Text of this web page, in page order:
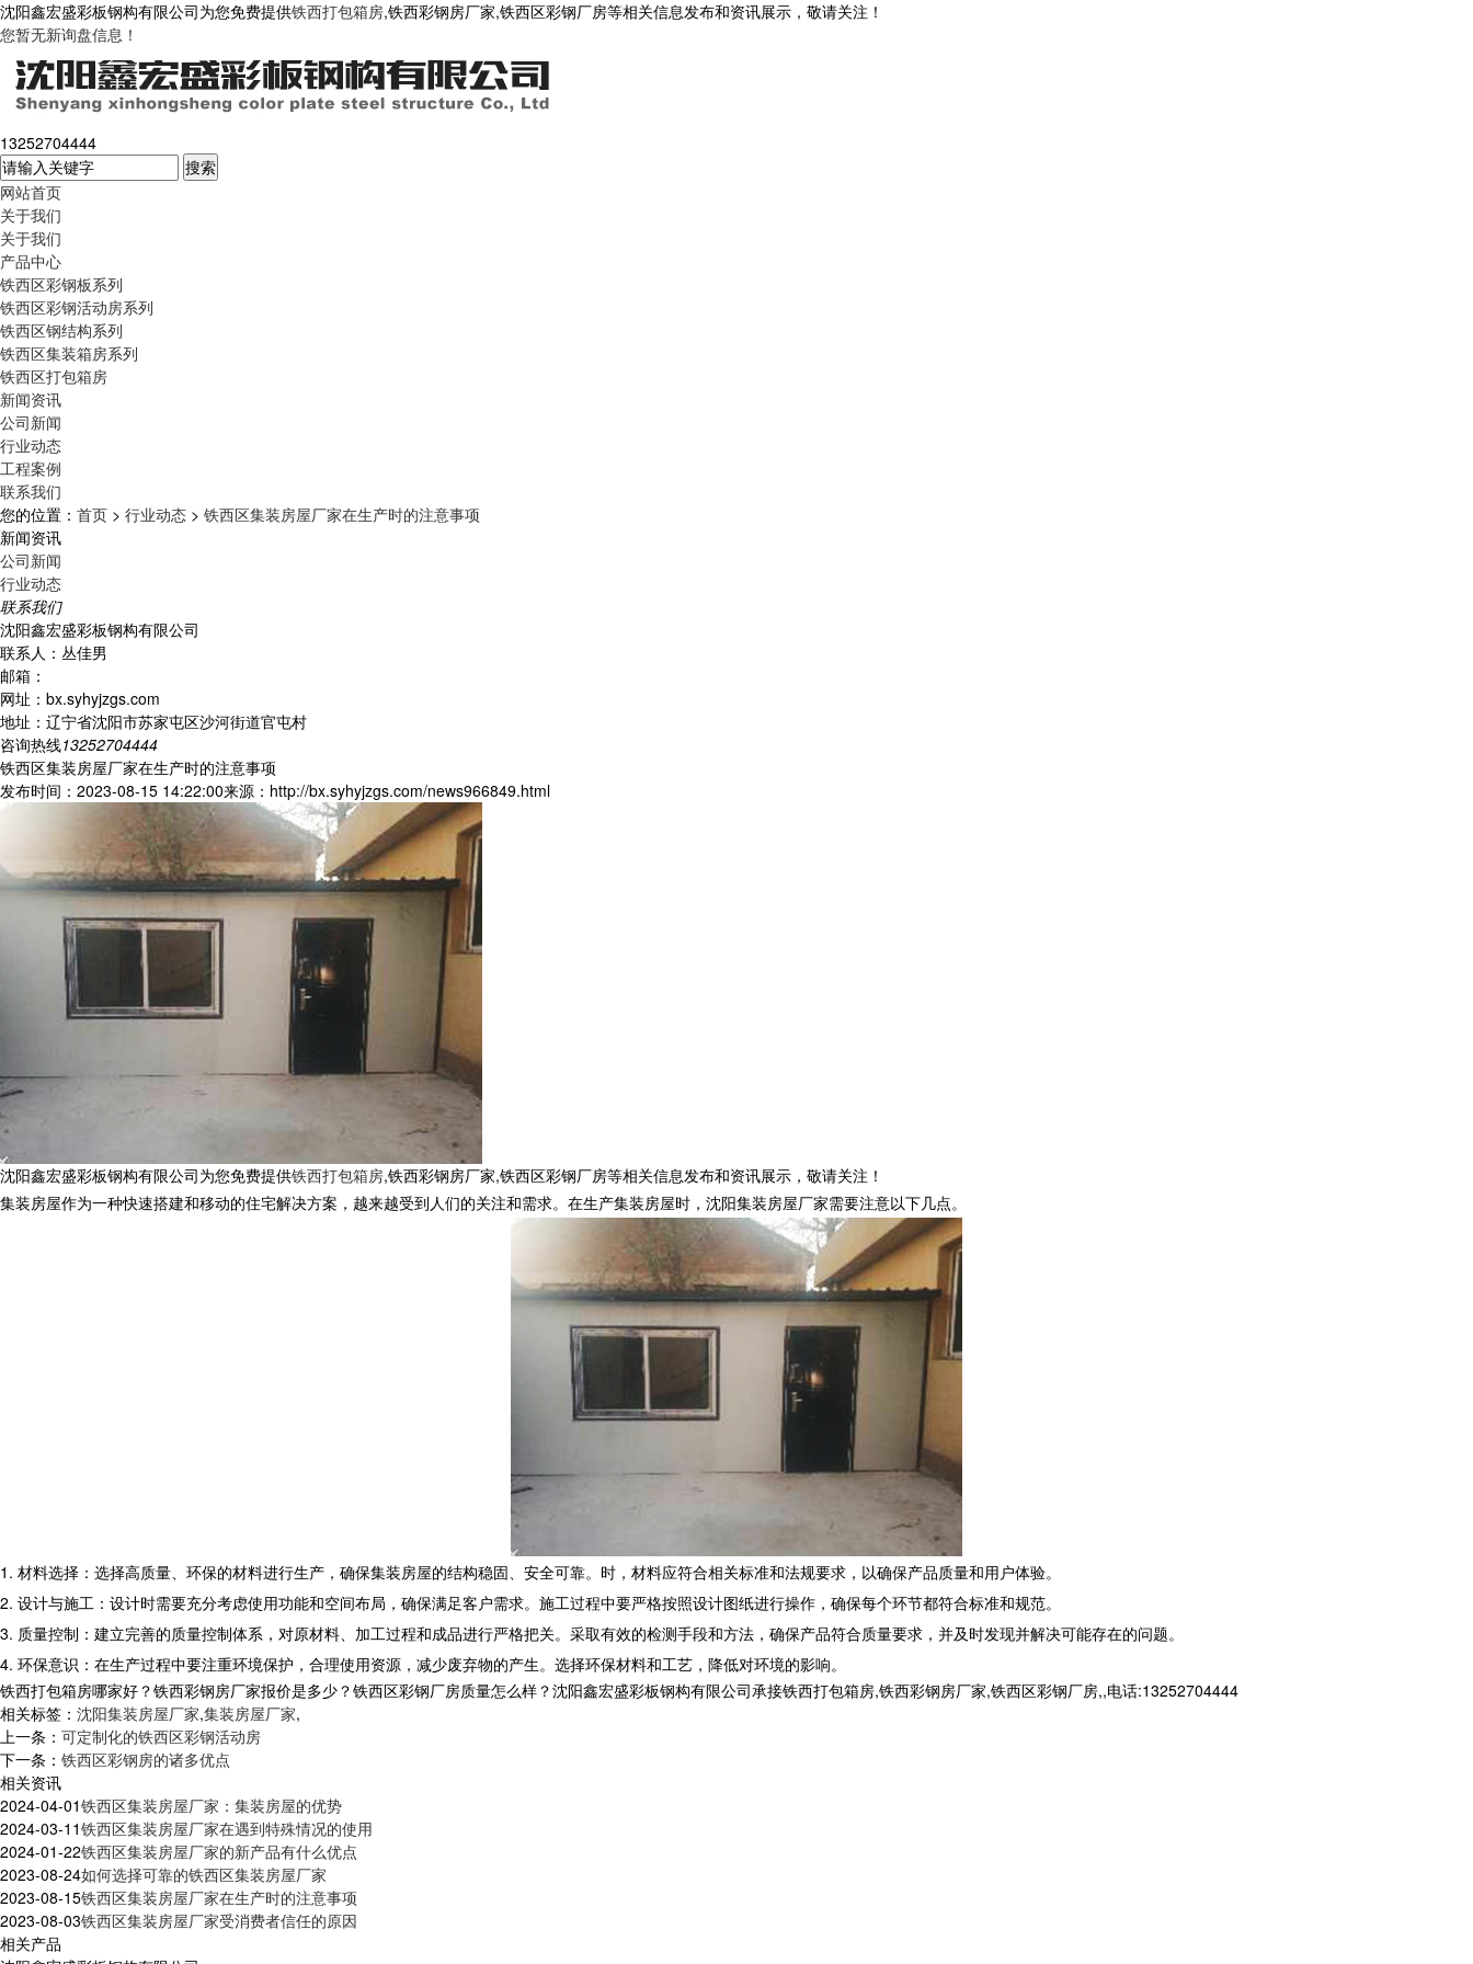
沈阳鑫宏盛彩板钢构有限公司为您免费提供铁西打包箱房,铁西彩钢房厂家,铁西区彩钢厂房等相关信息发布和资讯展示，敬请关注！
您暂无新询盘信息！
13252704444
网站首页
关于我们
关于我们
产品中心
铁西区彩钢板系列
铁西区彩钢活动房系列
铁西区钢结构系列
铁西区集装箱房系列
铁西区打包箱房
新闻资讯
公司新闻
行业动态
工程案例
联系我们
您的位置： 首页 > 行业动态 > 铁西区集装房屋厂家在生产时的注意事项
新闻资讯
公司新闻
行业动态
联系我们
沈阳鑫宏盛彩板钢构有限公司
联系人：丛佳男
邮箱：
网址：bx.syhyjzgs.com
地址：辽宁省沈阳市苏家屯区沙河街道官屯村
咨询热线13252704444
铁西区集装房屋厂家在生产时的注意事项
发布时间：2023-08-15 14:22:00来源：http://bx.syhyjzgs.com/news966849.html
沈阳鑫宏盛彩板钢构有限公司为您免费提供铁西打包箱房,铁西彩钢房厂家,铁西区彩钢厂房等相关信息发布和资讯展示，敬请关注！
集装房屋作为一种快速搭建和移动的住宅解决方案，越来越受到人们的关注和需求。在生产集装房屋时，沈阳集装房屋厂家需要注意以下几点。
1. 材料选择：选择高质量、环保的材料进行生产，确保集装房屋的结构稳固、安全可靠。时，材料应符合相关标准和法规要求，以确保产品质量和用户体验。
2. 设计与施工：设计时需要充分考虑使用功能和空间布局，确保满足客户需求。施工过程中要严格按照设计图纸进行操作，确保每个环节都符合标准和规范。
3. 质量控制：建立完善的质量控制体系，对原材料、加工过程和成品进行严格把关。采取有效的检测手段和方法，确保产品符合质量要求，并及时发现并解决可能存在的问题。
4. 环保意识：在生产过程中要注重环境保护，合理使用资源，减少废弃物的产生。选择环保材料和工艺，降低对环境的影响。
铁西打包箱房哪家好？铁西彩钢房厂家报价是多少？铁西区彩钢厂房质量怎么样？沈阳鑫宏盛彩板钢构有限公司承接铁西打包箱房,铁西彩钢房厂家,铁西区彩钢厂房,,电话:13252704444
相关标签： 沈阳集装房屋厂家,集装房屋厂家,
上一条： 可定制化的铁西区彩钢活动房
下一条： 铁西区彩钢房的诸多优点
相关资讯
2024-04-01铁西区集装房屋厂家：集装房屋的优势
2024-03-11铁西区集装房屋厂家在遇到特殊情况的使用
2024-01-22铁西区集装房屋厂家的新产品有什么优点
2023-08-24如何选择可靠的铁西区集装房屋厂家
2023-08-15铁西区集装房屋厂家在生产时的注意事项
2023-08-03铁西区集装房屋厂家受消费者信任的原因
相关产品